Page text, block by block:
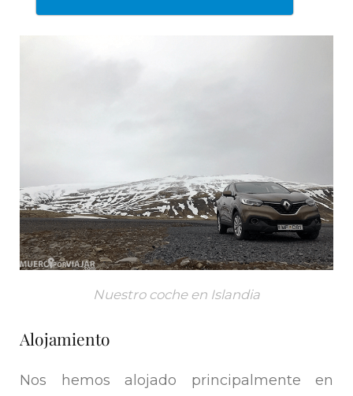
Nuestro coche en Islandia
Alojamiento
Nos hemos alojado principalmente en